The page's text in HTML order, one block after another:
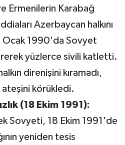
Ermenilerin Karabağ
Azerbaycan halkını
1990'da Sovyet
yüzlerce sivili katletti.
direnişini kıramadı,
ateşini körükledi.
(18 Ekim 1991):
Sovyeti, 18 Ekim 1991'de
yeniden tesis